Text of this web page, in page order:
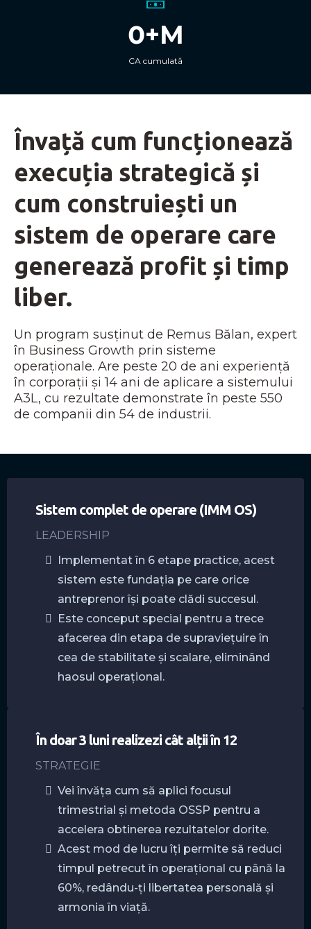
0+M
CA cumulată
Învață cum funcționează
execuția strategică și
cum construiești un
sistem de operare care
generează profit și timp
liber.
Un program susținut de Remus Bălan, expert
în Business Growth prin sisteme
operaționale. Are peste 20 de ani experiență
în corporații și 14 ani de aplicare a sistemului
A3L, cu rezultate demonstrate în peste 550
de companii din 54 de industrii.
Sistem complet de operare (IMM OS)
LEADERSHIP
Implementat în 6 etape practice, acest
sistem este fundația pe care orice
antreprenor își poate clădi succesul.
Este conceput special pentru a trece
afacerea din etapa de supraviețuire în
cea de stabilitate și scalare, eliminând
haosul operațional.
În doar 3 luni realizezi cât alții în 12
STRATEGIE
Vei învăța cum să aplici focusul
trimestrial și metoda OSSP pentru a
accelera obtinerea rezultatelor dorite.
Acest mod de lucru îți permite să reduci
timpul petrecut în operațional cu până la
60%, redându-ți libertatea personală și
armonia în viață.